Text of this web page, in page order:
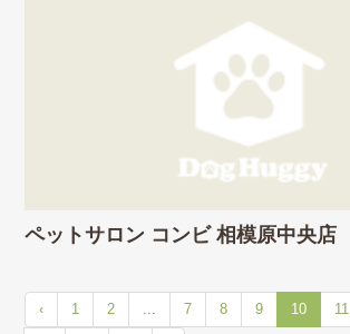
ペットサロン コンビ 相模原中央店
‹ 1 2 ... 7 8 9 10 11